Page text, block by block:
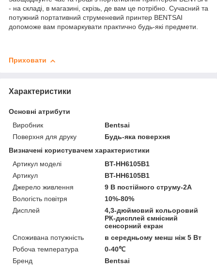
- на складі, в магазині, скрізь, де вам це потрібно. Сучасний та
потужний портативний струменевий принтер BENTSAI
допоможе вам промаркувати практично будь-які предмети.
Приховати
Характеристики
Основні атрибути
Виробник
Bentsai
Поверхня для друку
Будь-яка поверхня
Визначені користувачем характеристики
Артикул моделі
BT-HH6105B1
Артикул
BT-HH6105B1
Джерело живлення
9 В постійного струму-2А
Вологість повітря
10%-80%
Дисплей
4,3-дюймовий кольоровий
РК-дисплей ємнісний
сенсорний екран
Споживана потужність
в середньому менш ніж 5 Вт
Робоча температура
0-40℃
Бренд
Bentsai